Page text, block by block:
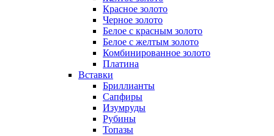
Красное золото
Черное золото
Белое с красным золото
Белое с желтым золото
Комбинированное золото
Платина
Вставки
Бриллианты
Сапфиры
Изумруды
Рубины
Топазы